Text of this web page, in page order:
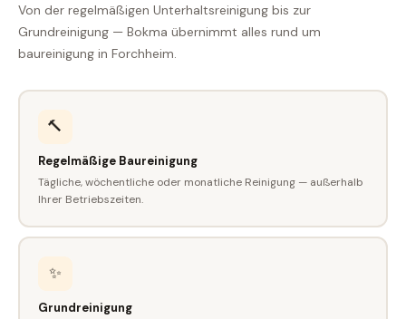
Von der regelmäßigen Unterhaltsreinigung bis zur
Grundreinigung — Bokma übernimmt alles rund um
baureinigung in Forchheim.
🔨
Regelmäßige Baureinigung
Tägliche, wöchentliche oder monatliche Reinigung — außerhalb
Ihrer Betriebszeiten.
✨
Grundreinigung